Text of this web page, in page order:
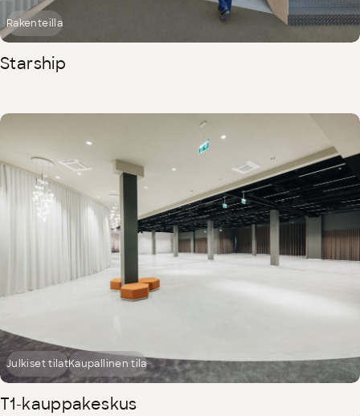
Rakenteilla
Starship
Julkiset tilatKaupallinen tila
T1-kauppakeskus